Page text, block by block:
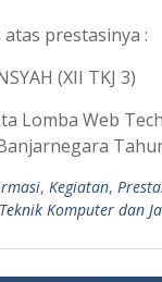
atas prestasinya :
(XII TKJ 3)
Lomba Web
, Kegiatan,
Teknik Komputer dan